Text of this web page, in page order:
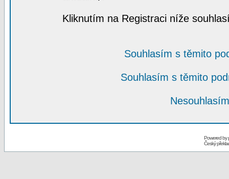
Kliknutím na Registraci níže
Souhlasím s těmito
Souhlasím s těmito
Powered by
Český